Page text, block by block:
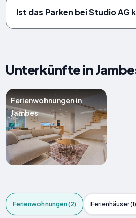
Ist das Parken bei Studio AG
Unterkünfte in
Ferienwohnungen in
Jambes
Ferienwohnungen (2) Ferienhäuser (1)